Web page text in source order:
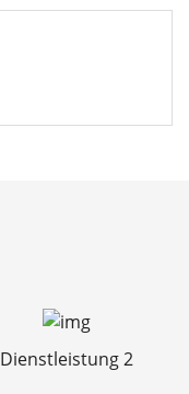
Dienstleistung 2